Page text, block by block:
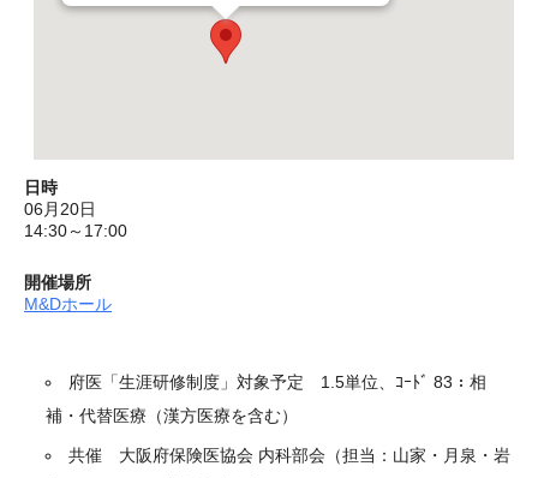
日時
06月20日
14:30～17:00
開催場所
M&Dホール
府医「生涯研修制度」対象予定 1.5単位、ｺｰﾄﾞ 83：相
補・代替医療（漢方医療を含む）
共催 大阪府保険医協会 内科部会（担当：山家・月泉・岩